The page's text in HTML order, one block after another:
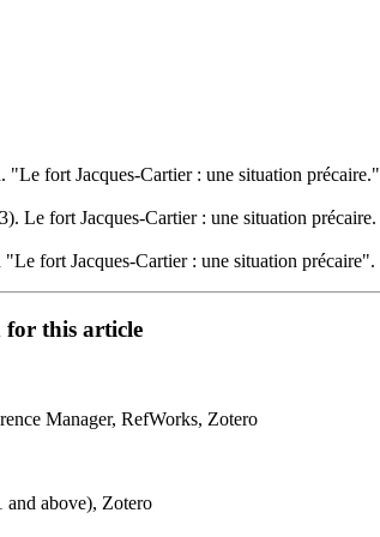
"Le fort Jacques-Cartier : une situation précaire."
Le fort Jacques-Cartier : une situation précaire.
fort Jacques-Cartier : une situation précaire".
this article
Manager, RefWorks, Zotero
above), Zotero